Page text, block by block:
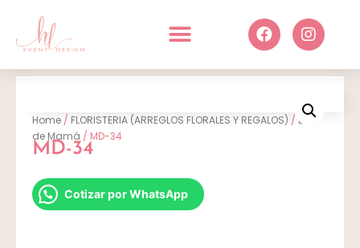
Home / FLORISTERIA (ARREGLOS FLORALES Y REGALOS) / Día
de Mamá / MD-34
MD-34
Cotizar por WhatsApp